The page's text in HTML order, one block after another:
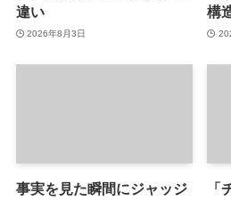
違い
2026年8月3日
構
事実を見た瞬間にジャッジ